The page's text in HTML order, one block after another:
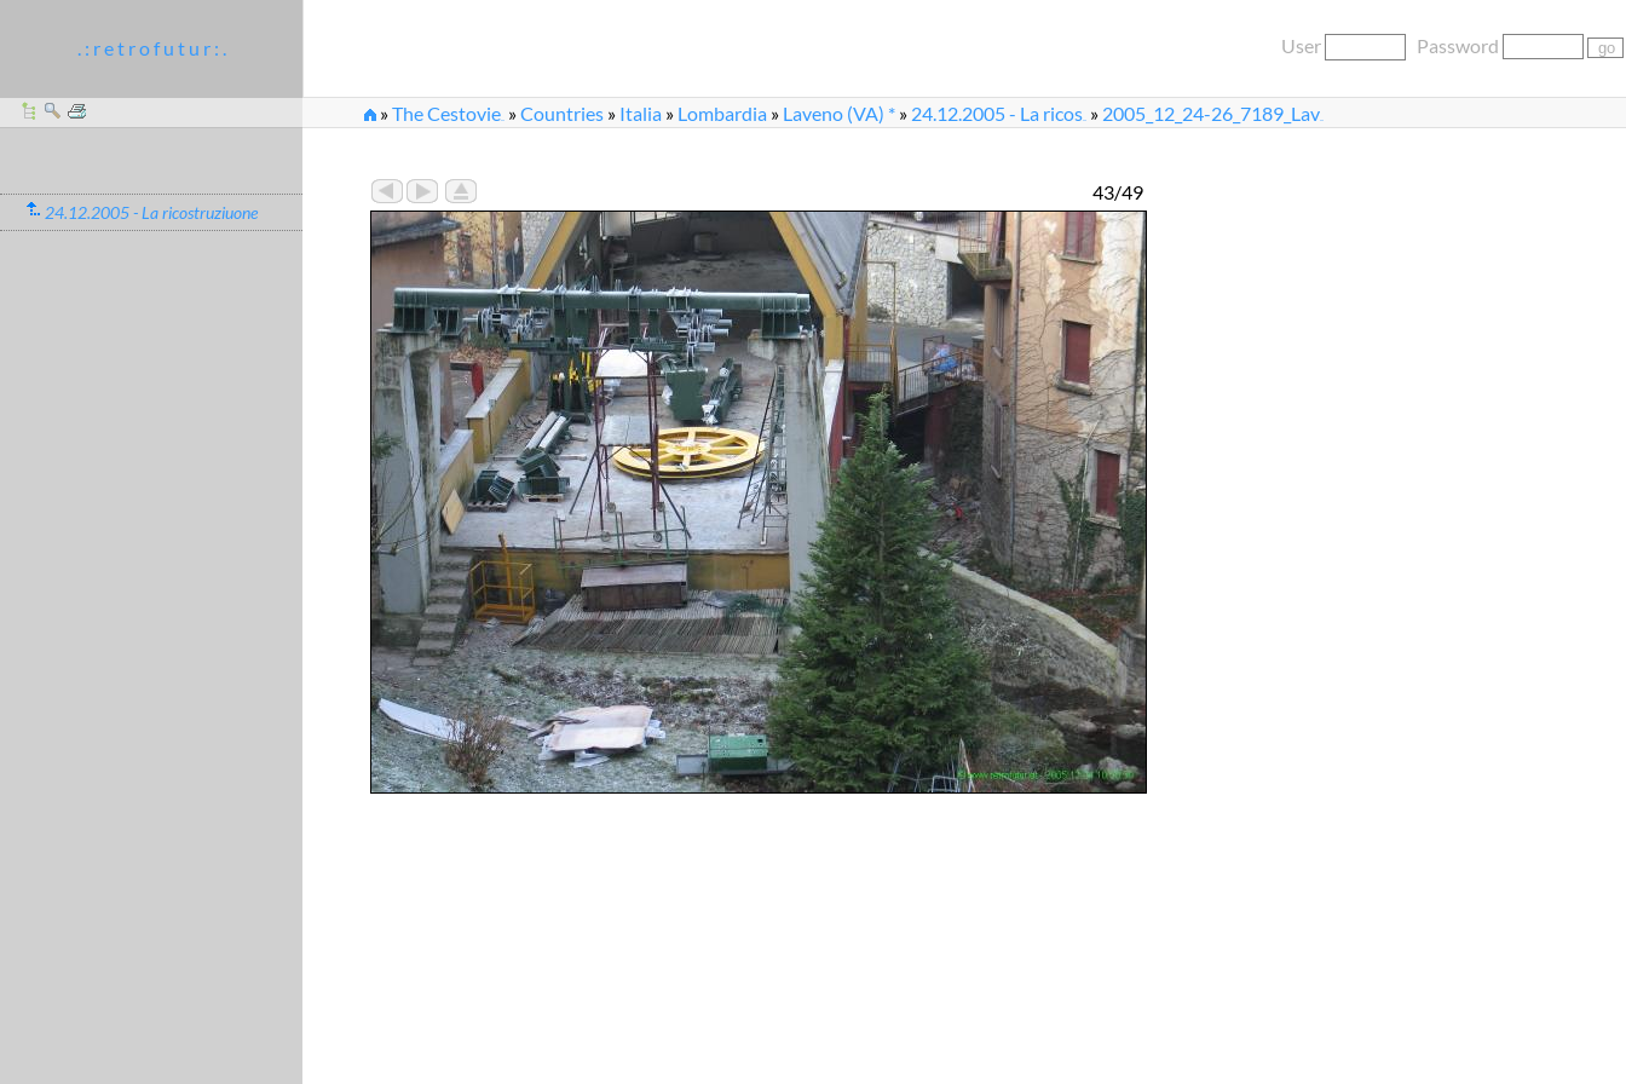
. : r e t r o f u t u r : . User Password
»The Cestovie »Countries » Italia » Lombardia » Laveno (VA) * » 24.12.2005 - La ricos » 2005_12_24-26_7189_Lav
24.12.2005 - La ricostruziuone
43/49